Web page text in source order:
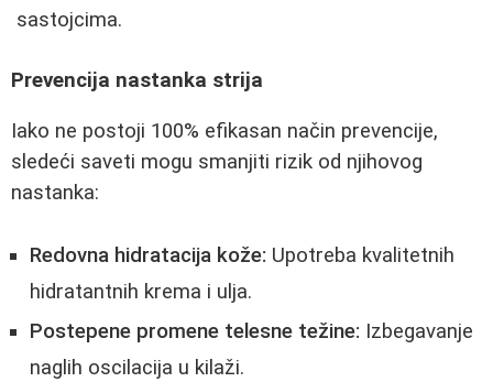
sastojcima.
Prevencija nastanka strija
Iako ne postoji 100% efikasan način prevencije,
sledeći saveti mogu smanjiti rizik od njihovog
nastanka:
Redovna hidratacija kože: Upotreba kvalitetnih
hidratantnih krema i ulja.
Postepene promene telesne težine: Izbegavanje
naglih oscilacija u kilaži.